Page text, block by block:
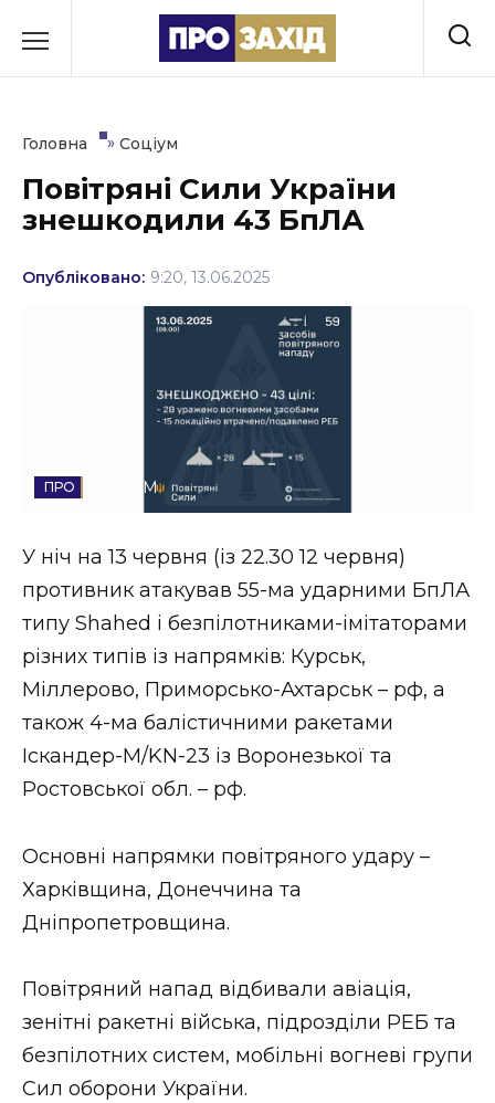
до
Культура
Освіта
Стиль життя
Втрачений Ужгород
Втрачений Ужгород (відеоверсія)
ЗАКАРПАТСЬКІ НОВИНИ
ФОТО
ВІДЕО
Головна » Соціум
Повітряні Сили України
знешкодили 43 БпЛА
Опубліковано: 9:20, 13.06.2025
СОЦІУМ
У ніч на 13 червня (із 22.30 12 червня)
противник атакував 55-ма ударними БпЛА
типу Shahed і безпілотниками-імітаторами
різних типів із напрямків: Курськ,
Міллерово, Приморсько-Ахтарськ – рф, а
також 4-ма балістичними ракетами
Іскандер-М/KN-23 із Воронезької та
Ростовської обл. – рф.
Основні напрямки повітряного удару –
Харківщина, Донеччина та
Дніпропетровщина.
Повітряний напад відбивали авіація,
зенітні ракетні війська, підрозділи РЕБ та
безпілотних систем, мобільні вогневі групи
Сил оборони України.